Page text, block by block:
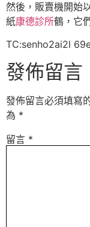
然後，販賣機開始
紙康德診所鶴，它
TC:senho2ai2l
發佈留言
發佈留言必須填寫
為 *
留言 *